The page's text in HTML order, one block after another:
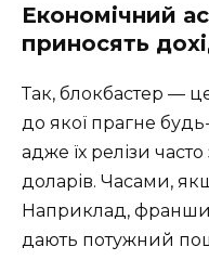
Економічний
приносять
Так, блокбастер —
до якої прагне
адже їх релізи
доларів. Часами,
Наприклад,
дають потужний